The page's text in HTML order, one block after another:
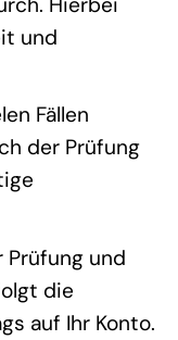
und
Fällen
der Prüfung
und
die
auf Ihr Konto.